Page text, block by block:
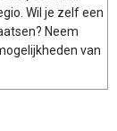
Wil je zelf een
Neem
van